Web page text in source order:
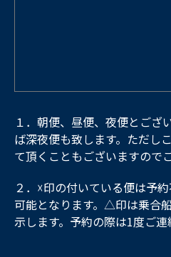
１．朝便、昼便、夜便とござ
ば深夜便も致します。ただし
て頂くこともございますので
２．☓印の付いている便は予
可能となります。△印は乗合
示します。予約の際は1度ご連